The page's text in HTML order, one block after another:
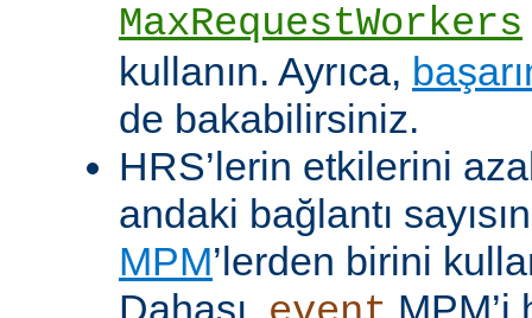
MaxRequestWorkers
kullanın. Ayrıca,
de bakabilirsiniz.
HRS’lerin etkilerini
andaki bağlantı
MPM’lerden birini
Dahası,
MPM’i